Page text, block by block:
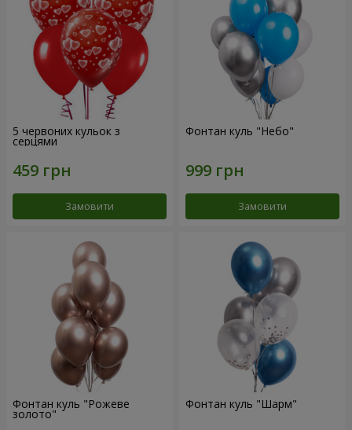
5 червоних кульок з
серцями
Замовити
Фонтан куль "Небо"
Замовити
Фонтан куль "Рожеве
золото"
Фонтан куль "Шарм"